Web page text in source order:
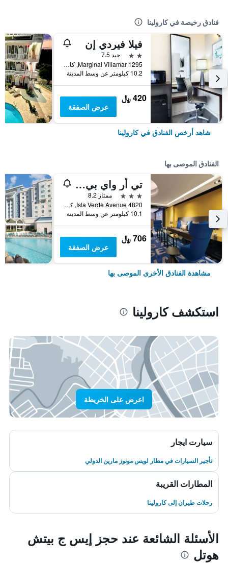
فنادق رخيصة في كارولينا
فيلا فيردي إن
2 نجمتين
جيد 7.5
Marginal Villamar 1295, كارولينا, بورتوريكو
10.2 كيلومتر عن وسط المدينة
420 ﷼
عرض الصفقة
شاهد أرخص الفنادق في كارولينا
الفنادق الموصى بها
تي أر واي بي باي ويندهام إيسلا فيردي
3 نجوم
ممتاز 8.2
4820 Isla Verde Avenue, كارولينا, بورتوريكو
10.1 كيلومتر عن وسط المدينة
706 ﷼
عرض الصفقة
مشاهدة الفنادق الأخرى الموصى بها
استكشف كارولينا
اعرض على الخريطة
سيارت ايجار
تأجير السيارات في مطار لويس مونوز مارين الدولي
المطارات القريبة
رحلات طيران إلى كارولينا
الأسئلة الشائعة عند حجز إيس ج بيتش
هوتل